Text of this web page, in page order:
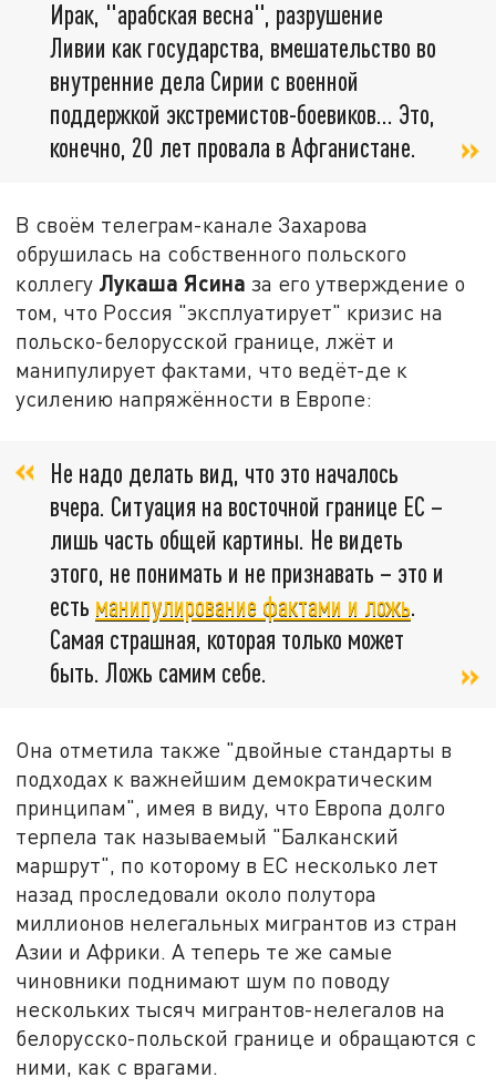
Ирак, "арабская весна", разрушение
Ливии как государства, вмешательство во
внутренние дела Сирии с военной
поддержкой экстремистов-боевиков... Это,
конечно, 20 лет провала в Афганистане.
В своём телеграм-канале Захарова
обрушилась на собственного польского
коллегу Лукаша Ясина за его утверждение о
том, что Россия "эксплуатирует" кризис на
польско-белорусской границе, лжёт и
манипулирует фактами, что ведёт-де к
усилению напряжённости в Европе:
Не надо делать вид, что это началось
вчера. Ситуация на восточной границе ЕС –
лишь часть общей картины. Не видеть
этого, не понимать и не признавать – это и
есть манипулирование фактами и ложь.
Самая страшная, которая только может
быть. Ложь самим себе.
Она отметила также "двойные стандарты в
подходах к важнейшим демократическим
принципам", имея в виду, что Европа долго
терпела так называемый "Балканский
маршрут", по которому в ЕС несколько лет
назад проследовали около полутора
миллионов нелегальных мигрантов из стран
Азии и Африки. А теперь те же самые
чиновники поднимают шум по поводу
нескольких тысяч мигрантов-нелегалов на
белорусско-польской границе и обращаются с
ними, как с врагами.